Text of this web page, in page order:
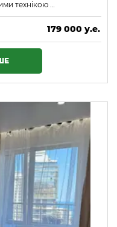
технікою …
179 000 у.е.
7 697 000 ₴